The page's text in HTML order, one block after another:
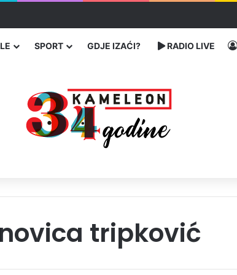
status za Memorijalni centar Srebrenica
SPORT GDJE IZAĆI? RADIO LIVE
novica tripković